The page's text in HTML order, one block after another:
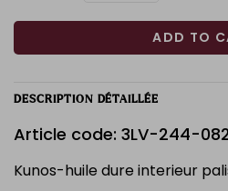
ADD TO
DESCRIPTION DÉTAILLÉE
Article code: 3LV-244-
Kunos-huile dure interieur